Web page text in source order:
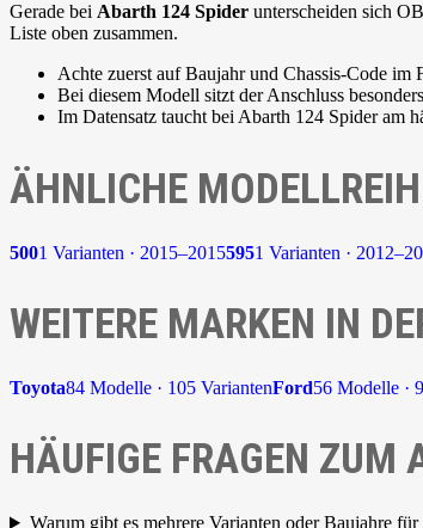
Gerade bei Abarth 124 Spider unterscheiden sich
Liste oben zusammen.
Achte zuerst auf Baujahr und Chassis-Code im
Bei diesem Modell sitzt der Anschluss
Im Datensatz taucht bei Abarth 124 Spider
ÄHNLICHE
5001 Varianten · 2015–20155951 Varianten ·
WEITERE MARKEN IN
Toyota84 Modelle · 105 VariantenFord56 Modelle ·
HÄUFIGE FRAGEN ZUM
Warum gibt es mehrere Varianten oder Baujahre